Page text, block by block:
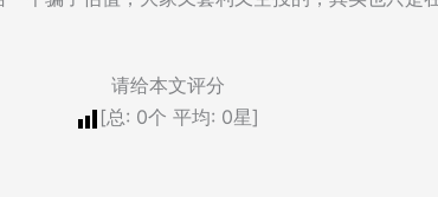
请给本文评分
[总: 0个 平均: 0星]